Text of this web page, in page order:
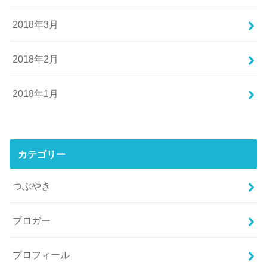
2018年3月
2018年2月
2018年1月
カテゴリー
つぶやき
ブロガー
プロフィール